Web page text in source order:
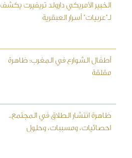
الخبير الأمريكي دارولد تريفيرت يكشف
لـ"عربيات" أسرار العبقرية
أطفال الشوارع في المغرب: ظاهرة
مقلقة
ظاهرة انتشار الطلاق في المجتمع..
احصائيات، ومسببات، وحلول